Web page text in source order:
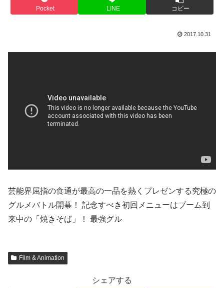
Pocket LINE コピー
2017.10.31
芸能界屈指の食通が最高の一品を熱くプレゼンする究極の
グルメバトル開幕！ 記念すべき初回メニューはブーム到
来中の「焼きそば」！ 最強グル
Film & Animation
シェアする